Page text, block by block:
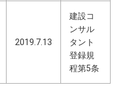
2019.7.13
建設コ
ンサル
タント
登録規
程第5条